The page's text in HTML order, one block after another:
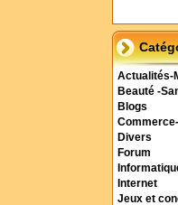
Actualités-
Beauté -
Blogs
Divers
Forum
Internet
Jeux et